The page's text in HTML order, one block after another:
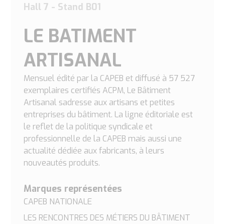
Hall 7 - Stand B01
LE BATIMENT
ARTISANAL
Mensuel édité par la CAPEB et diffusé à 57 527
exemplaires certifiés ACPM, Le Bâtiment
Artisanal sadresse aux artisans et petites
entreprises du bâtiment. La ligne éditoriale est
le reflet de la politique syndicale et
professionnelle de la CAPEB mais aussi une
actualité dédiée aux fabricants, à leurs
nouveautés produits.
Marques représentées
CAPEB NATIONALE
LES RENCONTRES DES MÉTIERS DU BÂTIMENT